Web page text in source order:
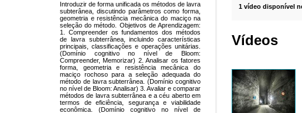
Introduzir de forma unificada os métodos de lavra
subterânea, discutindo parâmetros como forma,
geometria e resistência mecânica do maciço na
seleção do método. Objetivos de Aprendizagem:
1. Compreender os fundamentos dos métodos
de lavra subterrânea, incluindo características
principais, classificações e operações unitárias.
(Domínio cognitivo no nível de Bloom:
Compreender, Memorizar) 2. Analisar os fatores
forma, geometria e resistência mecânica do
maciço rochoso para a seleção adequada do
método de lavra subterrânea. (Domínio cognitivo
no nível de Bloom: Analisar) 3. Avaliar e comparar
métodos de lavra subterrânea e a céu aberto em
termos de eficiência, segurança e viabilidade
econômica. (Domínio cognitivo no nível de
1 vídeo disponível
Vídeos